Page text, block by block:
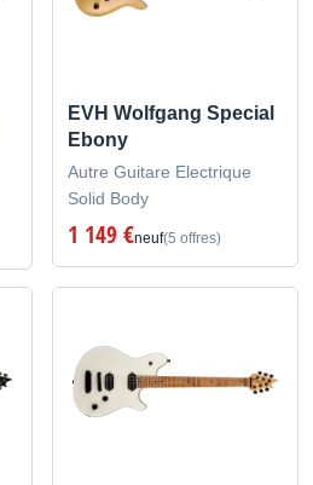
EVH Wolfgang Special
Ebony
Autre Guitare Electrique
Solid Body
1 149 €neuf(5 offres)